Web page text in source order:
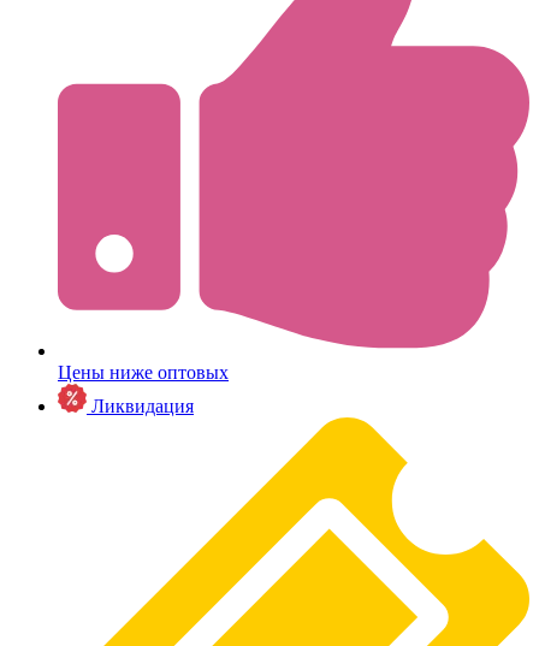
Цены ниже оптовых
Ликвидация